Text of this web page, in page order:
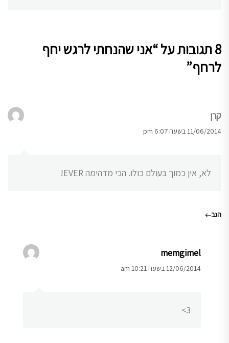
8 תגובות על “
אני שהנחתי לרגש יחף
לרחף”
קרן
11/06/2014 בשעה 6:07 pm
לא, אין כמוך בעולם כולו. הכי מדהימה EVER!
הגב
memgimel
12/06/2014 בשעה 10:21 am
3>